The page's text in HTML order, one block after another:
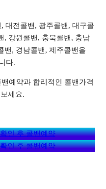
대전콜밴, 광주콜밴, 대구콜
, 강원콜밴, 충북콜밴, 충남
밴, 경남콜밴, 제주콜밴을
다.
예약과 합리적인 콜밴가격
세요.
인 후 콜밴예약
인 후 콜밴예약